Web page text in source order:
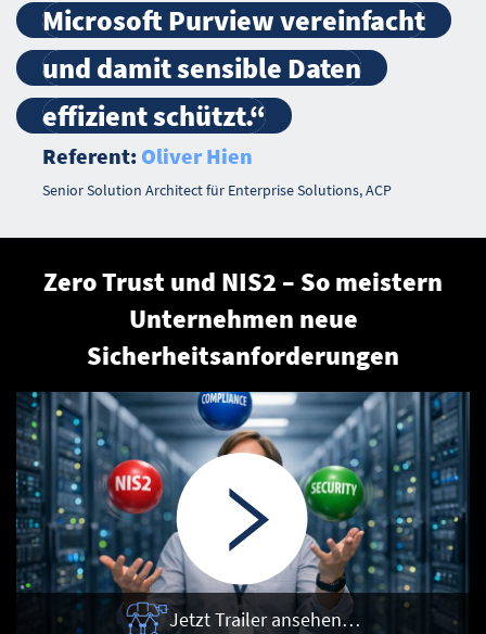
Microsoft Purview vereinfacht
und damit sensible Daten
effizient schützt.“
Referent: Oliver Hien
Senior Solution Architect für Enterprise Solutions, ACP
Zero Trust und NIS2 – So meistern
Unternehmen neue
Sicherheitsanforderungen
Jetzt Trailer ansehen…